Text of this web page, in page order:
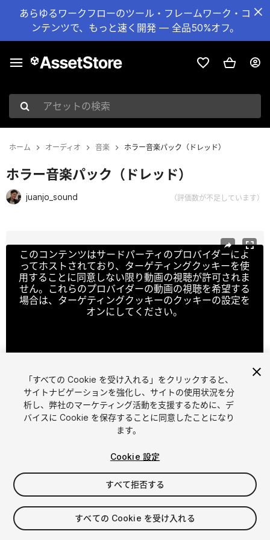
あらゆるワークフローのツール・フレームワーク・コ
ンテンツで、もっと速く開発 — 全品50%オフ。
アセットの検索
ホーム オーディオ 音楽 ホラー音楽パック（ドレッド）
ホラー音楽パック（ドレッド）
juanjo_sound （評価数が不足しています）
このコンテンツはサードパーティのプロバイダーによ
ってホストされており、ターゲティングクッキーを使
用することに同意しない限り動画の視聴が許可されま
せん。これらのプロバイダーの動画の視聴を希望する
場合は、ターゲティングクッキーのクッキーの設定を
オンにしてください。
1 /2
$4.99
消費税は決済時に計算されます
「すべての Cookie を受け入れる」をクリックすると、
サイトナビゲーションを強化し、サイトの使用状況を分
析し、弊社のマーケティング活動を支援するために、デ
バイスに Cookie を保存することに同意したことになり
ます。
Cookie 設定
すべて拒否する
すべての Cookie を受け入れる